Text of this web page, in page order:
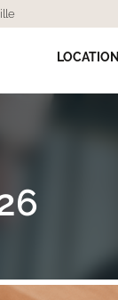
LOCATION